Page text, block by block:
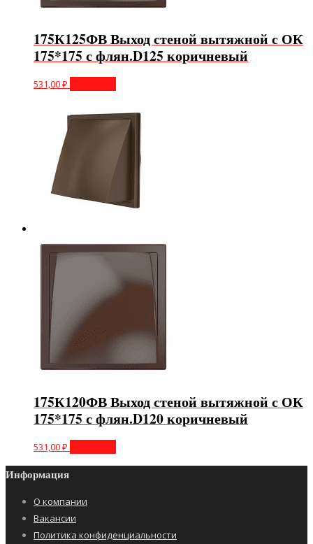
175К125ФВ Выход стеной вытяжной с ОК
175*175 с флян.D125 коричневый
531,00₽
175К120ФВ Выход стеной вытяжной с ОК
175*175 с флян.D120 коричневый
531,00₽
Информация
О компании
Вакансии
Политика конфиденциальности